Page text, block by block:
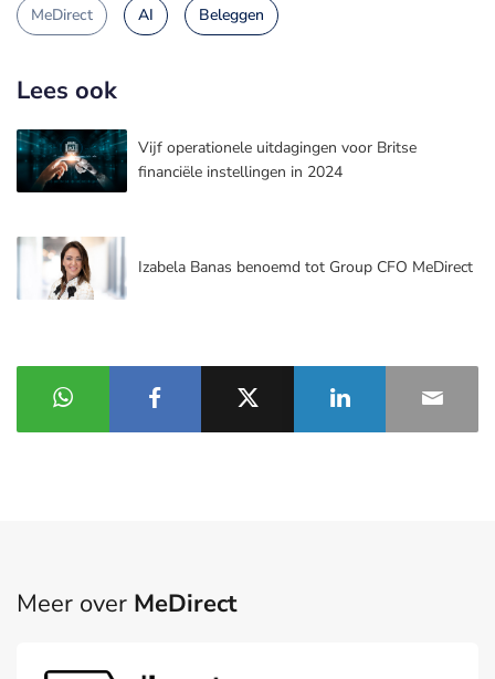
MeDirect AI Beleggen
Lees ook
Vijf operationele uitdagingen voor Britse
financiële instellingen in 2024
Izabela Banas benoemd tot Group CFO MeDirect
Meer over MeDirect